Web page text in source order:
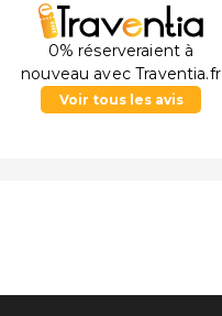
0% réserveraient à
nouveau avec Traventia.fr
Voir tous les avis